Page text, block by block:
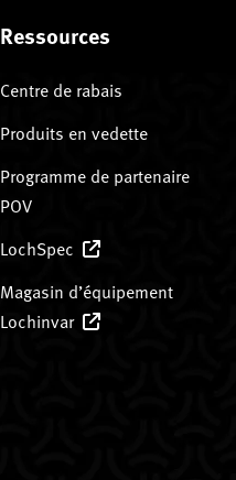
Ressources
Centre de rabais
Produits en vedette
Programme de partenaire
POV
LochSpec
Magasin d’équipement
Lochinvar